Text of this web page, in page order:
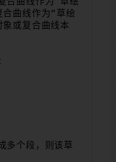
曲线作为“草绘
或复合曲线本
多个段，则该草